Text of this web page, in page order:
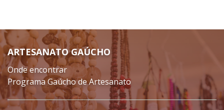
ARTESANATO GAÚCHO
Onde encontrar
Programa Gaúcho de Artesanato